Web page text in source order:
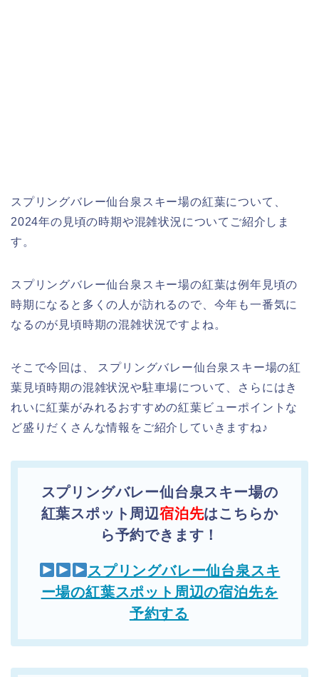
スプリングバレー仙台泉スキー場の紅葉について、
2024年の見頃の時期や混雑状況についてご紹介しま
す。
スプリングバレー仙台泉スキー場の紅葉は例年見頃の
時期になると多くの人が訪れるので、今年も一番気に
なるのが見頃時期の混雑状況ですよね。
そこで今回は、 スプリングバレー仙台泉スキー場の紅
葉見頃時期の混雑状況や駐車場について、さらにはき
れいに紅葉がみれるおすすめの紅葉ビューポイントな
ど盛りだくさんな情報をご紹介していきますね♪
スプリングバレー仙台泉スキー場の
紅葉スポット周辺宿泊先はこちらか
ら予約できます！
スプリングバレー仙台泉スキ
ー場の紅葉スポット周辺の宿泊先を
予約する